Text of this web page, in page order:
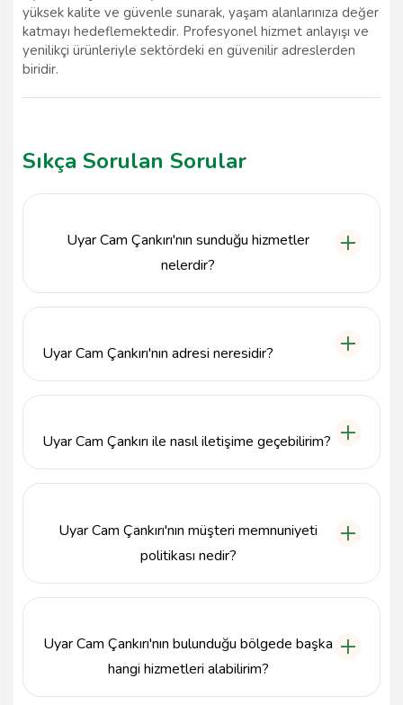
yüksek kalite ve güvenle sunarak, yaşam alanlarınıza değer
katmayı hedeflemektedir. Profesyonel hizmet anlayışı ve
yenilikçi ürünleriyle sektördeki en güvenilir adreslerden
biridir.
Sıkça Sorulan Sorular
Uyar Cam Çankırı'nın sunduğu hizmetler
nelerdir?
Uyar Cam Çankırı'nın adresi neresidir?
Uyar Cam Çankırı ile nasıl iletişime geçebilirim?
ulaşabilirsiniz.
Uyar Cam Çankırı'nın müşteri memnuniyeti
politikası nedir?
Uyar Cam Çankırı'nın bulunduğu bölgede başka
hangi hizmetleri alabilirim?